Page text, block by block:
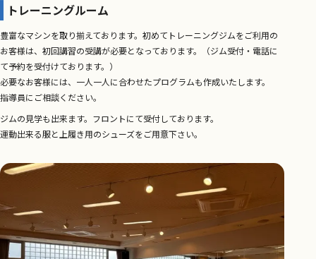
トレーニングルーム
豊富なマシンを取り揃えております。初めてトレーニングジムをご利用の
お客様は、初回講習の受講が必要となっております。（ジム受付・電話に
て予約を受付けております。）
必要なお客様には、一人一人に合わせたプログラムも作成いたします。
指導員にご相談ください。
ジムの見学も出来ます。フロントにて受付しております。
運動出来る服と上履き用のシューズをご用意下さい。